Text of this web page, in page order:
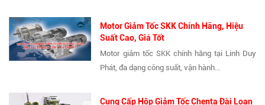
Motor Giảm Tốc SKK Chính Hãng, Hiệu
Suất Cao, Giá Tốt
Motor giảm tốc SKK chính hãng tại Linh Duy
Phát, đa dạng công suất, vận hành...
Cung Cấp Hộp Giảm Tốc Chenta Đài Loan